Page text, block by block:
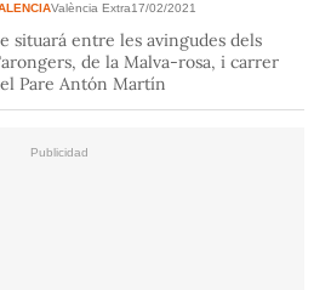
València Extra17/02/2021
situará entre les avingudes dels
de la Malva-rosa, i carrer
Pare Antón Martín